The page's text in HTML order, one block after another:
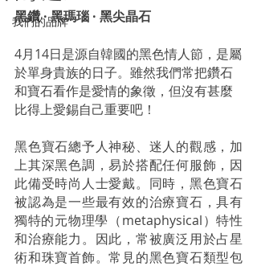
我們的品牌
黑鑽 · 黑瑪瑙 · 黑尖晶石
4月14日是源自韓國的黑色情人節，是屬
於單身貴族的日子。雖然我們常把鑽石
和寶石看作是愛情的象徵，但沒有甚麼
比得上愛錫自己重要吧！
黑色寶石總予人神秘、迷人的觀感，加
上其深黑色調，易於搭配任何服飾，因
此備受時尚人士愛戴。同時，黑色寶石
被認為是一些最有效的治療寶石，具有
獨特的元物理學（metaphysical）特性
和治療能力。因此，常被廣泛用於占星
術和珠寶首飾。常見的黑色寶石類型包